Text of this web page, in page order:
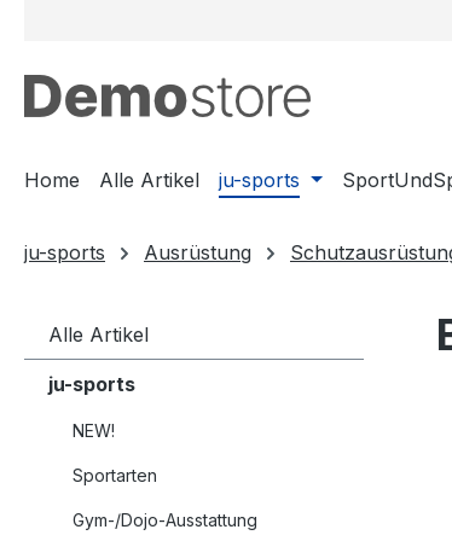
Home Alle Artikel ju-sports
ju-sports Ausrüstung
Alle Artikel
ju-sports
NEW!
Sportarten
Gym-/Dojo-Ausstattung